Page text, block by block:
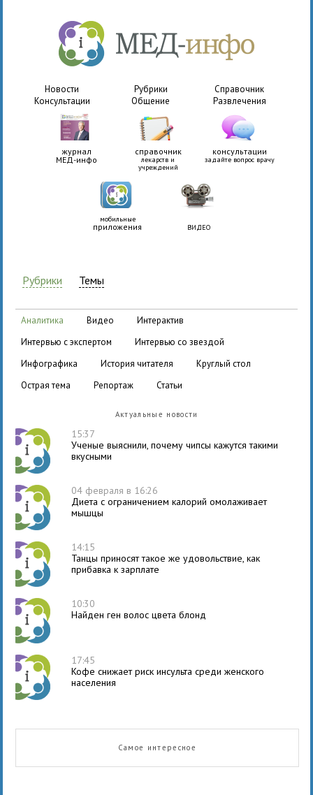
Новости Рубрики
Справочник
Консультации
Общение Развлечения
журнал
МЕД-инфо
справочник
лекарств и
учреждений
консультации
задайте вопрос врачу
мобильные
приложения ВИДЕО
Рубрики Темы
аналитика видео
интерактив
интервью с экспертом
интервью со звездой
инфографика
история читателя
круглый стол
острая тема
репортаж статьи
Актуальные новости
15:37
Ученые выяснили, почему чипсы кажутся такими
вкусными
04 февраля в 16:26
Диета с ограничением калорий омолаживает
мышцы
14:15
Танцы приносят такое же удовольствие, как
прибавка к зарплате
10:30
Найден ген волос цвета блонд
17:45
Кофе снижает риск инсульта среди женского
населения
Самое интересное